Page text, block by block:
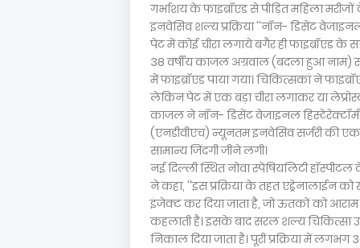
गर्भाशय के फाइब्रॉएड से पीड़ित महिला
इनवेसिव शल्य प्रक्रिया ''नॉन- डिसेंट
पेट में कोई चीरा लगाये बगैर ही फाइब्रॉएड के
38 वर्षीय काजल अग्रवाल (बदला हुआ नाम)
में फाइब्रॉएड पाया गया। चिकित्सकां ने
लेकिन पेट में एक बड़ा चीरा लगाकर या
काजल ने नॉन- डिसेंट वेजाइनल
(एनडीवीएच) न्यूनतम इनवेसिव सर्जरी की एक
सामान्य जिंदगी जीने लगी।
नई दिल्ली स्थित नोवा स्पेषियलिटी
ने कहा, ''इस प्रक्रिया के तहत एड्रेनालाईन
इंजेक्ट कर दिया जाता है, जो ऊतकों को आराम
कहलाती है। इसके बाद सरल शल्य चिकित्सा
निकाल दिया जाता है। पूरी प्रक्रिया में